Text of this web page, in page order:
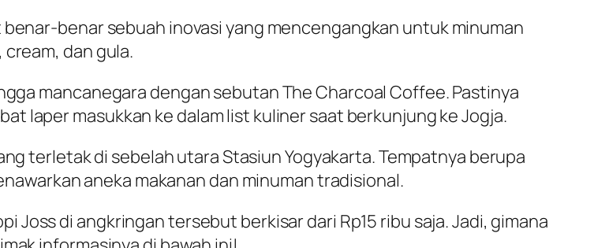
benar sebuah inovasi yang mencengangkan untuk minuman
dan gula.
mancanegara dengan sebutan The Charcoal Coffee. Pastinya
laper masukkan ke dalam list kuliner saat berkunjung ke Jogja.
terletak di sebelah utara Stasiun Yogyakarta. Tempatnya berupa
aneka makanan dan minuman tradisional.
Joss di angkringan tersebut berkisar dari Rp15 ribu saja. Jadi, gimana